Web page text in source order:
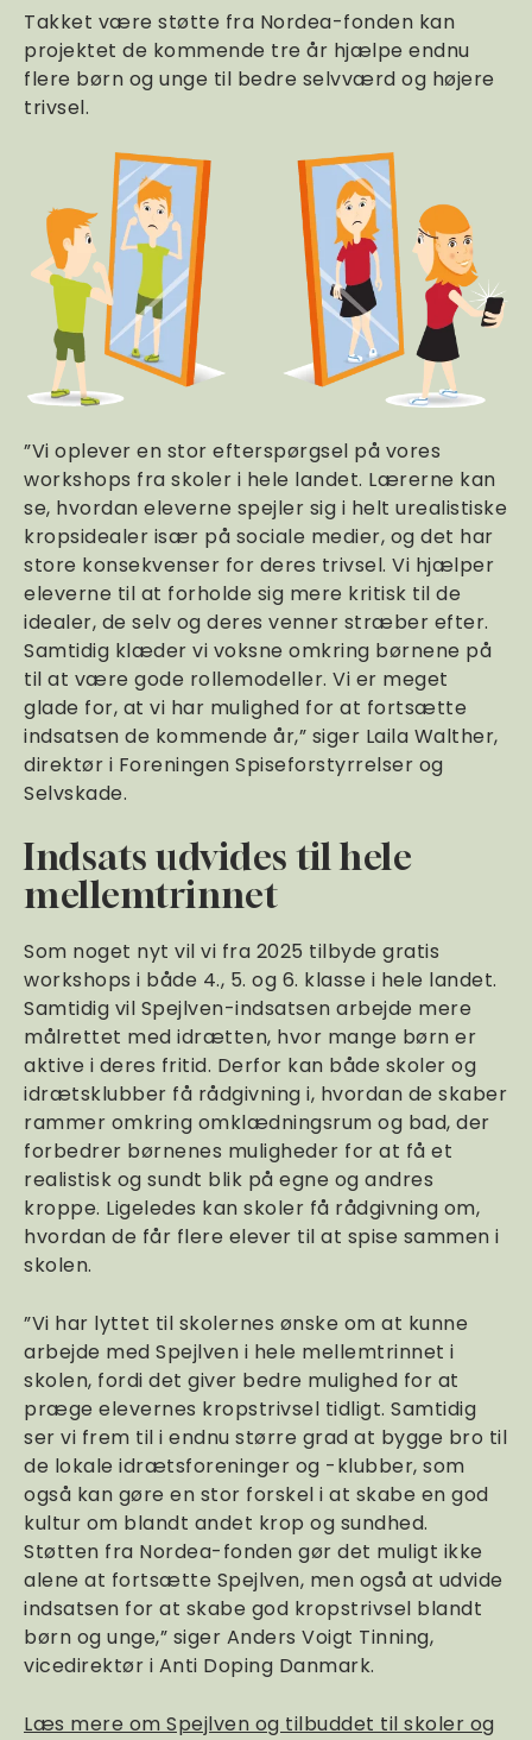
Takket være støtte fra Nordea-fonden kan
projektet de kommende tre år hjælpe endnu
flere børn og unge til bedre selvværd og højere
trivsel.
”Vi oplever en stor efterspørgsel på vores
workshops fra skoler i hele landet. Lærerne kan
se, hvordan eleverne spejler sig i helt urealistiske
kropsidealer især på sociale medier, og det har
store konsekvenser for deres trivsel. Vi hjælper
eleverne til at forholde sig mere kritisk til de
idealer, de selv og deres venner stræber efter.
Samtidig klæder vi voksne omkring børnene på
til at være gode rollemodeller. Vi er meget
glade for, at vi har mulighed for at fortsætte
indsatsen de kommende år,” siger Laila Walther,
direktør i Foreningen Spiseforstyrrelser og
Selvskade.
Indsats udvides til hele
mellemtrinnet
Som noget nyt vil vi fra 2025 tilbyde gratis
workshops i både 4., 5. og 6. klasse i hele landet.
Samtidig vil Spejlven-indsatsen arbejde mere
målrettet med idrætten, hvor mange børn er
aktive i deres fritid. Derfor kan både skoler og
idrætsklubber få rådgivning i, hvordan de skaber
rammer omkring omklædningsrum og bad, der
forbedrer børnenes muligheder for at få et
realistisk og sundt blik på egne og andres
kroppe. Ligeledes kan skoler få rådgivning om,
hvordan de får flere elever til at spise sammen i
skolen.
”Vi har lyttet til skolernes ønske om at kunne
arbejde med Spejlven i hele mellemtrinnet i
skolen, fordi det giver bedre mulighed for at
præge elevernes kropstrivsel tidligt. Samtidig
ser vi frem til i endnu større grad at bygge bro til
de lokale idrætsforeninger og -klubber, som
også kan gøre en stor forskel i at skabe en god
kultur om blandt andet krop og sundhed.
Støtten fra Nordea-fonden gør det muligt ikke
alene at fortsætte Spejlven, men også at udvide
indsatsen for at skabe god kropstrivsel blandt
børn og unge,” siger Anders Voigt Tinning,
vicedirektør i Anti Doping Danmark.
Læs mere om Spejlven og tilbuddet til skoler og